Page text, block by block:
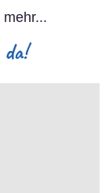
mehr...